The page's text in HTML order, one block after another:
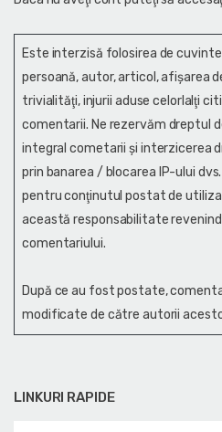
LINKURI RAPIDE
Este interzisă folosirea de
persoană, autor, articol, afişarea
trivialităţi, injurii aduse celorlalţi
comentarii. Ne rezervăm dreptul
integral cometarii și interzicerea
prin banarea / blocarea IP-ului dvs.
pentru conţinutul postat de
această responsabilitate
comentariului.
După ce au fost postate,
modificate de către autorii